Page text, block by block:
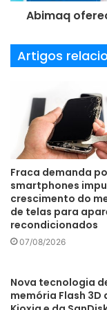
incerto.
Abimaq
Artigos
Fraca demanda
smartphones
crescimento do
de telas para
recondicionados
07/08/2026
Nova tecnologia
memória Flash 3D